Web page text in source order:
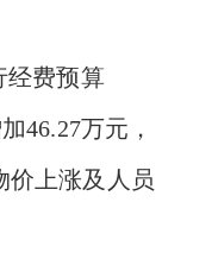
经费预算
46.27万元，
价上涨及人员